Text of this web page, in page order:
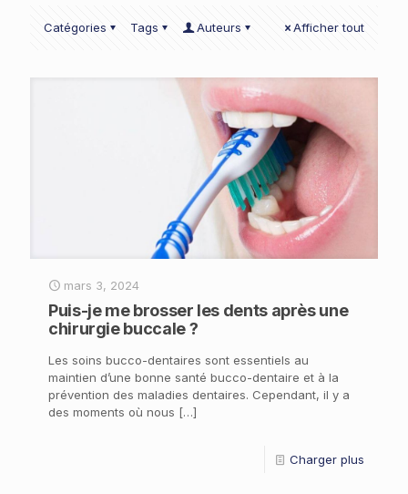
Catégories Tags Auteurs Afficher tout
mars 3, 2024
Puis-je me brosser les dents après une
chirurgie buccale ?
Les soins bucco-dentaires sont essentiels au
maintien d’une bonne santé bucco-dentaire et à la
prévention des maladies dentaires. Cependant, il y a
des moments où nous […]
Charger plus